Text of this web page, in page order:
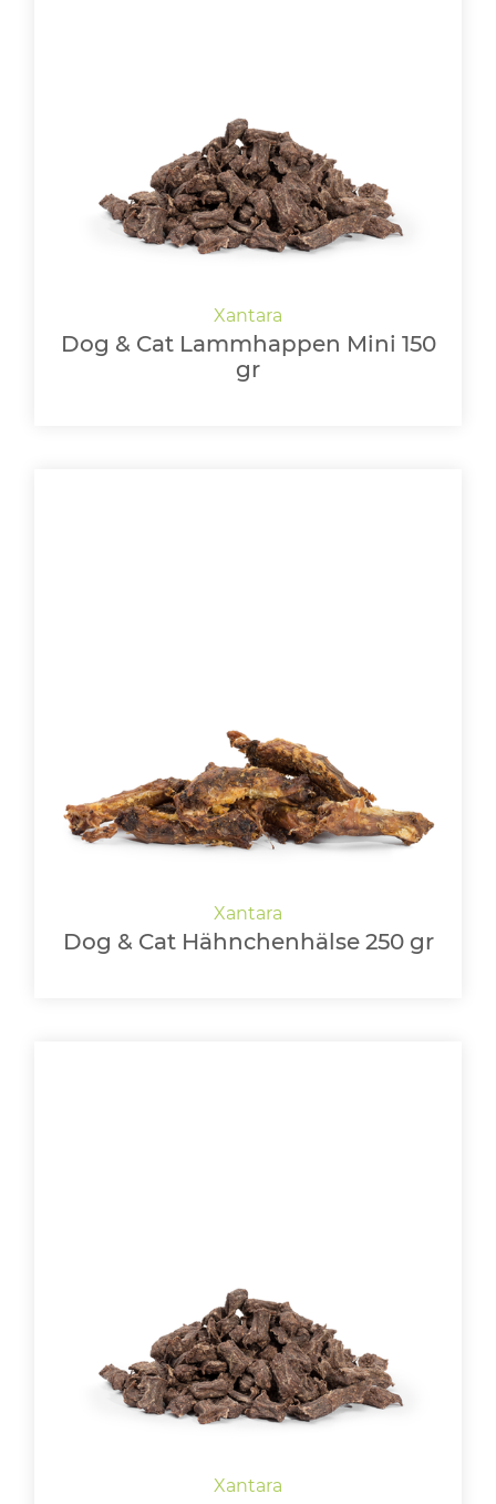
Dog & Cat Lammhappen Mini 150
gr
Dog & Cat Hähnchenhälse 250 gr